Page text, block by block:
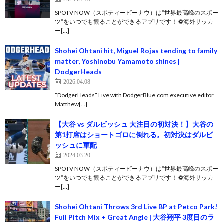
SPOTV NOW（スポティービーナウ）は”世界最高峰のスポー
ツ”をいつでも観ることができるアプリです！ ⚽️海外サッカ
ー[…]
Shohei Ohtani hit, Miguel Rojas tending to family
matter, Yoshinobu Yamamoto shines |
DodgerHeads
2026.04.08
“DodgerHeads” Live with DodgerBlue.com executive editor
Matthew[…]
【大谷 vs ダルビッシュ 大注目の初対決！】大谷の
第1打席はショートゴロに倒れる。初対決はダルビ
ッシュに軍配
2024.03.20
SPOTV NOW（スポティービーナウ）は”世界最高峰のスポー
ツ”をいつでも観ることができるアプリです！ ⚽️海外サッカ
ー[…]
Shohei Ohtani Throws 3rd Live BP at Petco Park!
Full Pitch Mix + Great Angle | 大谷翔平 3度目のラ